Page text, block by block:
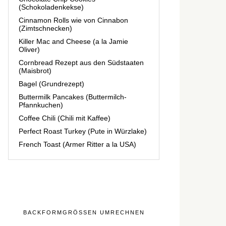
(Schokoladenkekse)
Cinnamon Rolls wie von Cinnabon
(Zimtschnecken)
Killer Mac and Cheese (a la Jamie
Oliver)
Cornbread Rezept aus den Südstaaten
(Maisbrot)
Bagel (Grundrezept)
Buttermilk Pancakes (Buttermilch-
Pfannkuchen)
Coffee Chili (Chili mit Kaffee)
Perfect Roast Turkey (Pute in Würzlake)
French Toast (Armer Ritter a la USA)
BACKFORMGRÖSSEN UMRECHNEN